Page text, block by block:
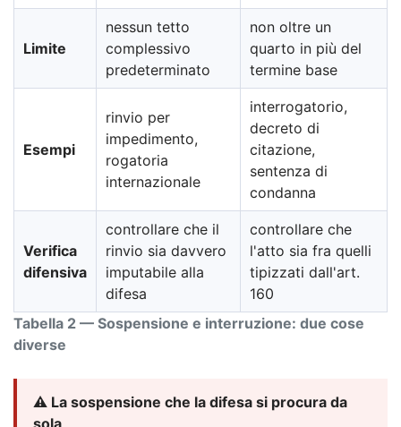
Tabella 2 — Sospensione e interruzione: due cose
diverse
Limite
nessun tetto
complessivo
predeterminato
non oltre un
quarto in più del
termine base
Esempi
rinvio per
impedimento,
rogatoria
internazionale
interrogatorio,
decreto di
citazione,
sentenza di
condanna
Verifica
difensiva
controllare che il
rinvio sia davvero
imputabile alla
difesa
controllare che
l'atto sia fra quelli
tipizzati dall'art.
160
⚠️ La sospensione che la difesa si procura da
sola